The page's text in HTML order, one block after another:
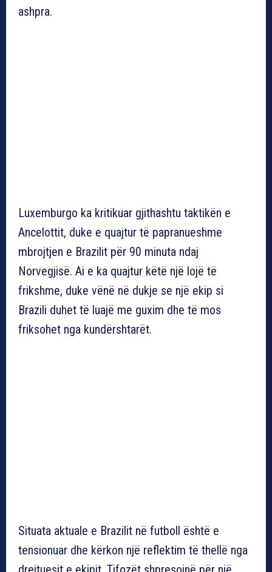
ashpra.
Luxemburgo ka kritikuar gjithashtu taktikën e
Ancelottit, duke e quajtur të papranueshme
mbrojtjen e Brazilit për 90 minuta ndaj
Norvegjisë. Ai e ka quajtur këtë një lojë të
frikshme, duke vënë në dukje se një ekip si
Brazili duhet të luajë me guxim dhe të mos
friksohet nga kundërshtarët.
Situata aktuale e Brazilit në futboll është e
tensionuar dhe kërkon një reflektim të thellë nga